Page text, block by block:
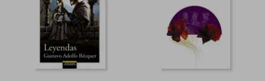
₡ 11.426